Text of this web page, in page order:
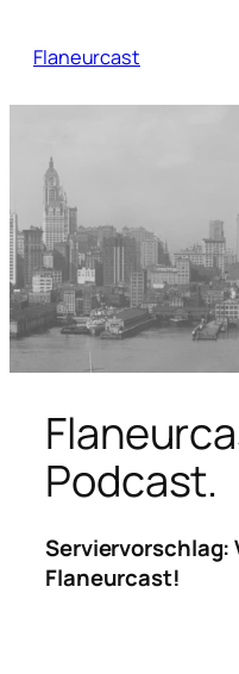
Inhalt
Flaneurcast
Podcast.
Serviervorschlag:
Flaneurcast!